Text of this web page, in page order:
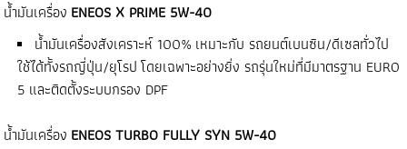
น้ำมันเครื่อง ENEOS X PRIME 5W-40
น้ำมันเครื่องสังเคราะห์ 100% เหมาะกับ รถยนต์เบนซิน/ดีเซลทั่วไป
ใช้ได้ทั้งรถญี่ปุ่น/ยุโรป โดยเฉพาะอย่างยิ่ง รถรุ่นใหม่ที่มีมาตรฐาน EURO
5 และติดตั้งระบบกรอง DPF
น้ำมันเครื่อง ENEOS TURBO FULLY SYN 5W-40